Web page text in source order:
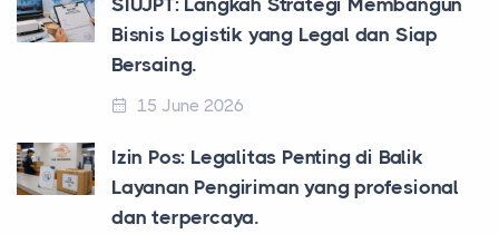
Bisnis Logistik yang Legal dan Siap
Bersaing.
15 June 2026
Izin Pos: Legalitas Penting di Balik
Layanan Pengiriman yang profesional
dan terpercaya.